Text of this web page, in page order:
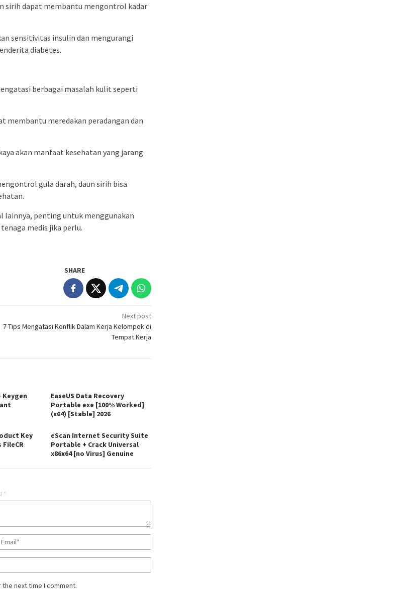
sirih dapat membantu mengontrol kadar
sensitivitas insulin dan mengurangi
diabetes.
berbagai masalah kulit seperti
meredakan peradangan dan
akan manfaat kesehatan yang jarang
gula darah, daun sirih bisa
lainnya, penting untuk menggunakan
medis jika perlu.
SHARE
Next post
7 Tips Mengatasi Konflik Dalam Kerja Kelompok di
Tempat Kerja
Keygen
EaseUS Data Recovery
Portable exe [100% Worked]
(x64) [Stable] 2026
Key
eScan Internet Security Suite
Portable + Crack Universal
x86x64 [no Virus] Genuine
*
next time I comment.